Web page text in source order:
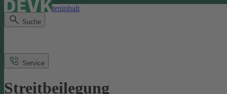
Direkt zum Seiteninhalt
Suche
Service
Streitbeilegung